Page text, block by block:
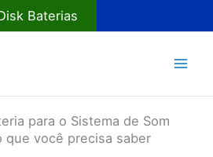
Baterias
para o Sistema de Som
que você precisa saber